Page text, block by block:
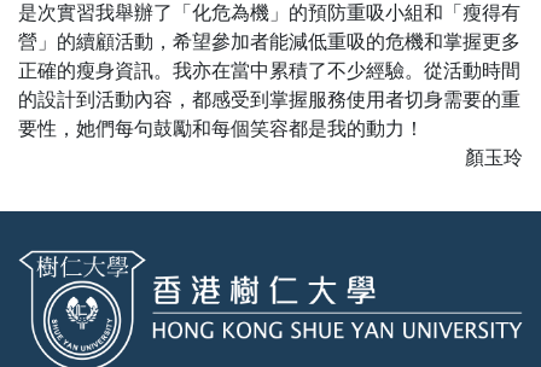
是次實習我舉辦了「化危為機」的預防重吸小組和「瘦得有
營」的續顧活動，希望參加者能減低重吸的危機和掌握更多
正確的瘦身資訊。我亦在當中累積了不少經驗。從活動時間
的設計到活動內容，都感受到掌握服務使用者切身需要的重
要性，她們每句鼓勵和每個笑容都是我的動力！
顏玉玲